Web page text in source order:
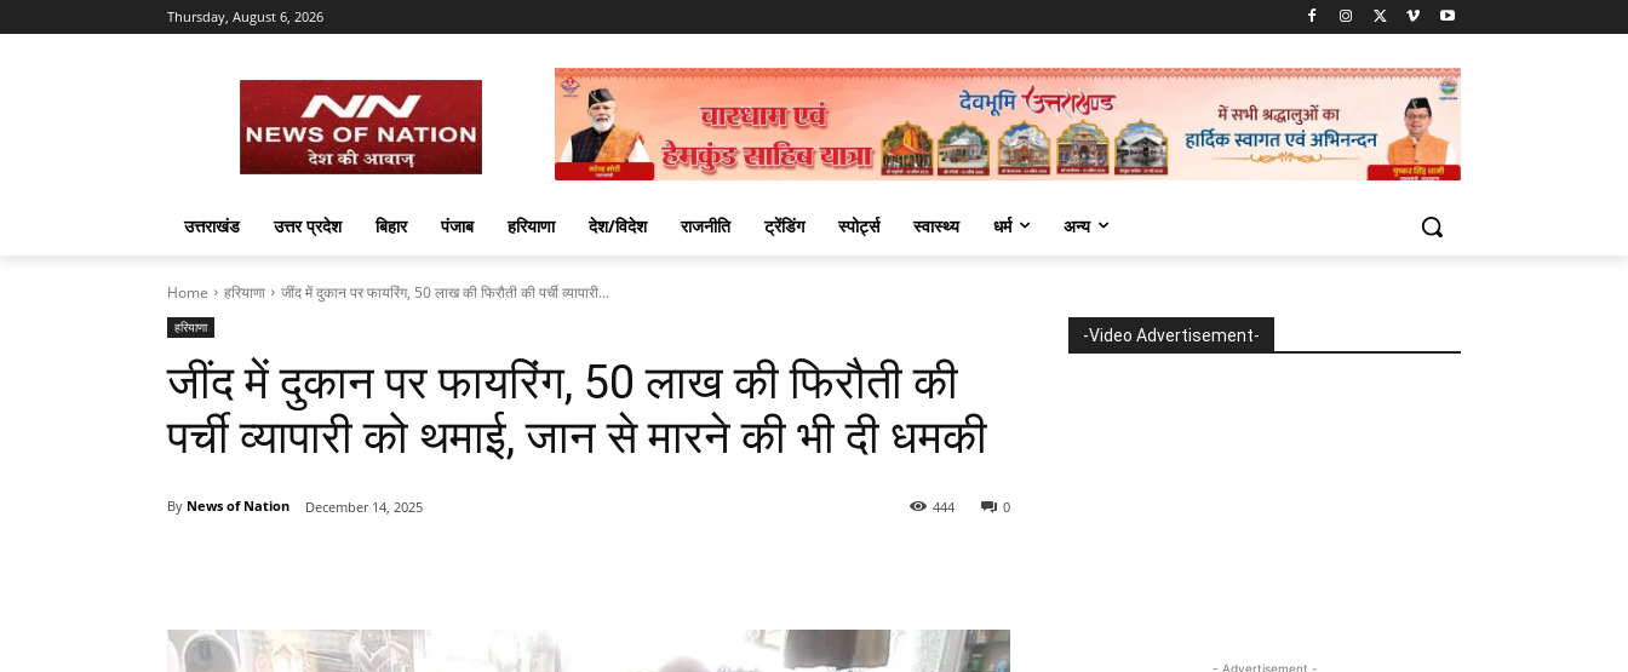
Thursday, August 6, 2026
उत्तराखंड उत्तर प्रदेश बिहार पंजाब हरियाणा देश/विदेश राजनीति ट्रेंडिंग स्पोर्ट्स स्वास्थ्य धर्म अन्य
Home हरियाणा जींद में दुकान पर फायरिंग, 50 लाख की फिरौती की पर्ची व्यापारी...
हरियाणा
जींद में दुकान पर फायरिंग, 50 लाख की फिरौती की
पर्ची व्यापारी को थमाई, जान से मारने की भी दी धमकी
By News of Nation December 14, 2025 0
444
-Video Advertisement-
- Advertisement -